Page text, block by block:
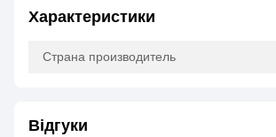
Характеристики
Страна производитель
Відгуки